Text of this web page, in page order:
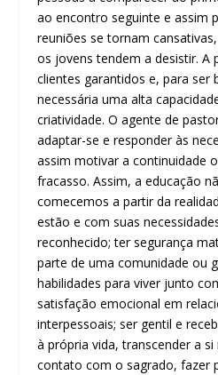
ao encontro seguinte e assim
reuniões se tornam
os jovens tendem a desistir. A
clientes garantidos e, para ser
necessária uma alta
criatividade. O agente de
adaptar-se e responder às
assim motivar a continuidade
fracasso. Assim, a educação
comecemos a partir da
estão e com suas
reconhecido; ter segurança
parte de uma comunidade ou
habilidades para viver junto
satisfação emocional em
interpessoais; ser gentil e
à própria vida, transcender a
contato com o sagrado, fazer